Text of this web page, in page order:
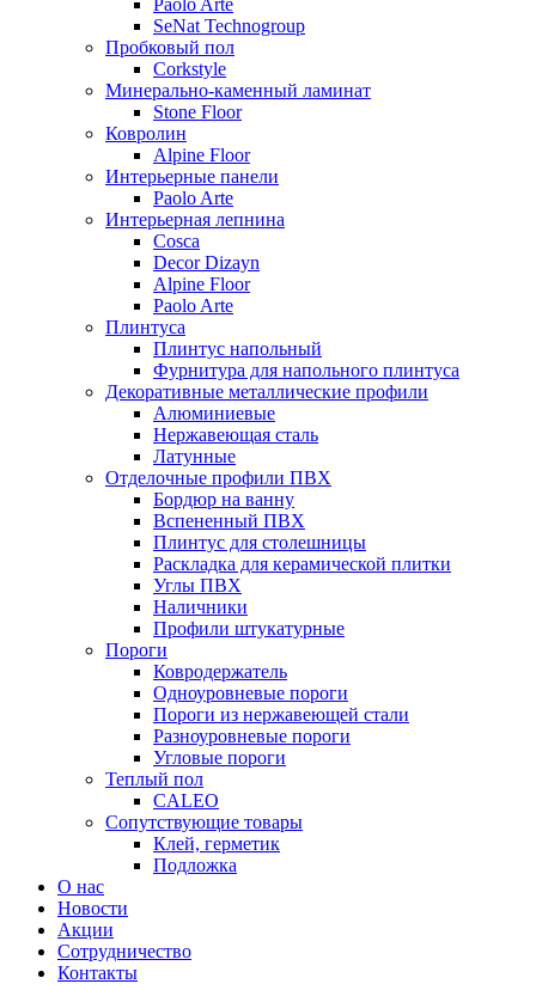
Paolo Arte
SeNat Technogroup
Пробковый пол
Corkstyle
Минерально-каменный ламинат
Stone Floor
Ковролин
Alpine Floor
Интерьерные панели
Paolo Arte
Интерьерная лепнина
Cosca
Decor Dizayn
Alpine Floor
Paolo Arte
Плинтуса
Плинтус напольный
Фурнитура для напольного плинтуса
Декоративные металлические профили
Алюминиевые
Нержавеющая сталь
Латунные
Отделочные профили ПВХ
Бордюр на ванну
Вспененный ПВХ
Плинтус для столешницы
Раскладка для керамической плитки
Углы ПВХ
Наличники
Профили штукатурные
Пороги
Ковродержатель
Одноуровневые пороги
Пороги из нержавеющей стали
Разноуровневые пороги
Угловые пороги
Теплый пол
CALEO
Сопутствующие товары
Клей, герметик
Подложка
О нас
Новости
Акции
Сотрудничество
Контакты